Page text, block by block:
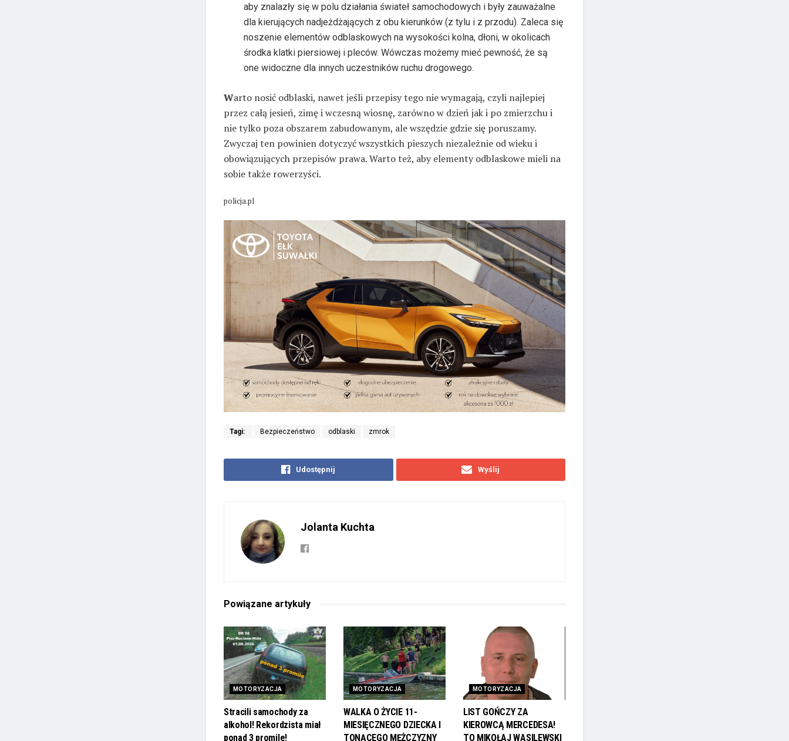
aby znalazły się w polu działania świateł samochodowych i były zauważalne
dla kierujących nadjeżdżających z obu kierunków (z tylu i z przodu). Zaleca się
noszenie elementów odblaskowych na wysokości kolna, dłoni, w okolicach
środka klatki piersiowej i pleców. Wówczas możemy mieć pewność, że są
one widoczne dla innych uczestników ruchu drogowego.
Warto nosić odblaski, nawet jeśli przepisy tego nie wymagają, czyli najlepiej
przez całą jesień, zimę i wczesną wiosnę, zarówno w dzień jak i po zmierzchu i
nie tylko poza obszarem zabudowanym, ale wszędzie gdzie się poruszamy.
Zwyczaj ten powinien dotyczyć wszystkich pieszych niezależnie od wieku i
obowiązujących przepisów prawa. Warto też, aby elementy odblaskowe mieli na
sobie także rowerzyści.
policja.pl
Tagi: Bezpieczeństwo odblaski zmrok
Udostępnij Wyślij
Jolanta Kuchta
Powiązane artykuły
MOTORYZACJA
Stracili samochody za
alkohol! Rekordzista miał
ponad 3 promile!
MOTORYZACJA
WALKA O ŻYCIE 11-
MIESIĘCZNEGO DZIECKA I
TONĄCEGO MĘŻCZYZNY
MOTORYZACJA
LIST GOŃCZY ZA
KIEROWCĄ MERCEDESA!
TO MIKOŁAJ WASILEWSKI